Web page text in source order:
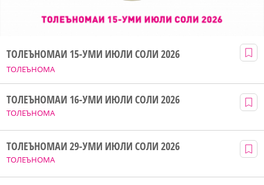
ТОЛЕЪНОМА
ТОЛЕЪНОМАИ 15-УМИ ИЮЛИ СОЛИ 2026
ТОЛЕЪНОМА
ТОЛЕЪНОМАИ 16-УМИ ИЮЛИ СОЛИ 2026
ТОЛЕЪНОМА
ТОЛЕЪНОМАИ 29-УМИ ИЮЛИ СОЛИ 2026